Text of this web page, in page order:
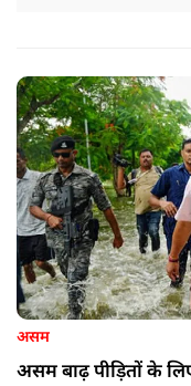
असम
असम बाढ़ पीड़ितों के